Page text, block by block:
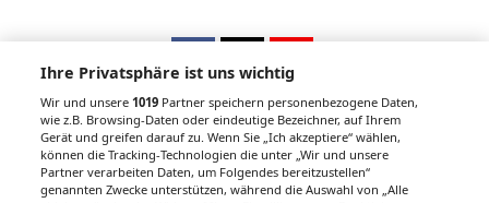
Unsere Wochenzeitungen
Ihre Privatsphäre ist uns wichtig
Wir und unsere1019 Partner speichern personenbezogene Daten,
wie z.B. Browsing-Daten oder eindeutige Bezeichner, auf Ihrem
Gerät und greifen darauf zu. Wenn Sie „Ich akzeptiere“ wählen,
können die Tracking-Technologien die unter „Wir und unsere
Partner verarbeiten Daten, um Folgendes bereitzustellen“
genannten Zwecke unterstützen, während die Auswahl von „Alle